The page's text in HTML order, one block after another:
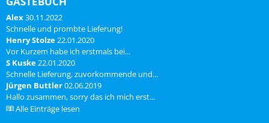
Spatwaterdichte behuizing met
LED ind...
Alex30.11.2022
Schnelle und prombte Lieferung!
Henry Stolze22.01.2020
Vor Kurzem habe ich erstmals bei...
S Kuske22.01.2020
Schnelle Lieferung, zuvorkommende und...
Jürgen Buttler02.06.2019
Hallo zusammen, sorry das ich mich erst...
Alle Einträge lesen